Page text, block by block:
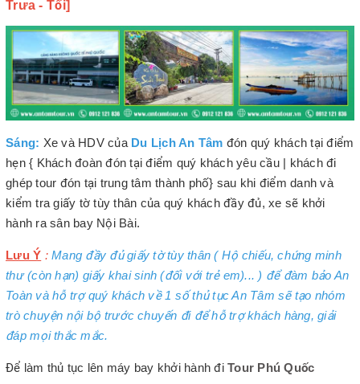
Trưa - Tối]
Sáng: Xe và HDV của Du Lịch An Tâm đón quý khách tại điểm
hẹn { Khách đoàn đón tại điểm quý khách yêu cầu | khách đi
ghép tour đón tại trung tâm thành phố} sau khi điểm danh và
kiểm tra giấy tờ tùy thân của quý khách đầy đủ, xe sẽ khởi
hành ra sân bay Nội Bài.
Lưu Ý : Mang đầy đủ giấy tờ tùy thân ( Hộ chiếu, chứng minh
thư (còn hạn) giấy khai sinh (đối với trẻ em)... ) để đàm bảo An
Toàn và hỗ trợ quý khách về 1 số thủ tục An Tâm sẽ tạo nhóm
trò chuyện nội bộ trước chuyến đi để hỗ trợ khách hàng, giải
đáp mọi thắc mắc.
Để làm thủ tục lên máy bay khởi hành đi Tour Phú Quốc